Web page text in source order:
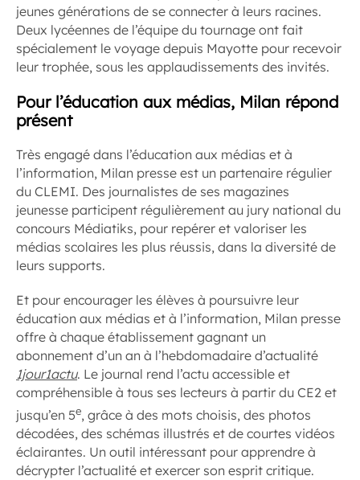
jeunes générations de se connecter à leurs racines.
Deux lycéennes de l’équipe du tournage ont fait
spécialement le voyage depuis Mayotte pour recevoir
leur trophée, sous les applaudissements des invités.
Pour l’éducation aux médias, Milan répond
présent
Très engagé dans l’éducation aux médias et à
l’information, Milan presse est un partenaire régulier
du CLEMI. Des journalistes de ses magazines
jeunesse participent régulièrement au jury national du
concours Médiatiks, pour repérer et valoriser les
médias scolaires les plus réussis, dans la diversité de
leurs supports.
Et pour encourager les élèves à poursuivre leur
éducation aux médias et à l’information, Milan presse
offre à chaque établissement gagnant un
abonnement d’un an à l’hebdomadaire d’actualité
1jour1actu. Le journal rend l’actu accessible et
compréhensible à tous ses lecteurs à partir du CE2 et
jusqu’en 5e, grâce à des mots choisis, des photos
décodées, des schémas illustrés et de courtes vidéos
éclairantes. Un outil intéressant pour apprendre à
décrypter l’actualité et exercer son esprit critique.